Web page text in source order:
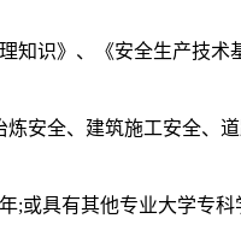
知识》、《安全生产技
安全、建筑施工安全
或具有其他专业大学专科